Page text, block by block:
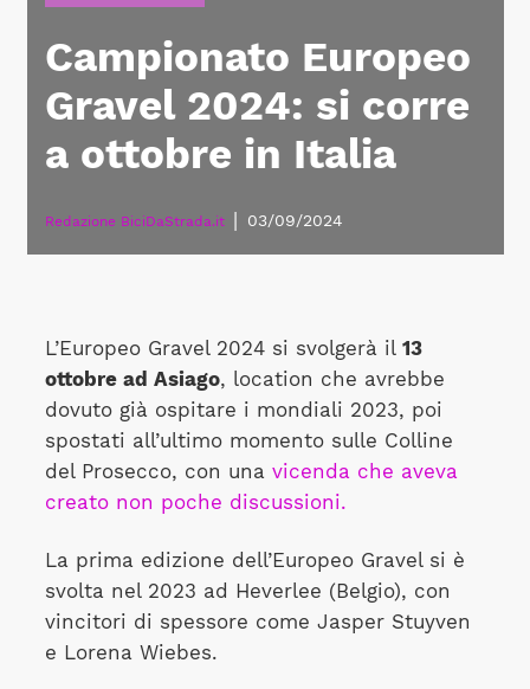
Campionato Europeo
Gravel 2024: si corre
a ottobre in Italia
Redazione BiciDaStrada.it 03/09/2024
L’Europeo Gravel 2024 si svolgerà il 13
ottobre ad Asiago, location che avrebbe
dovuto già ospitare i mondiali 2023, poi
spostati all’ultimo momento sulle Colline
del Prosecco, con una vicenda che aveva
creato non poche discussioni.
La prima edizione dell’Europeo Gravel si è
svolta nel 2023 ad Heverlee (Belgio), con
vincitori di spessore come Jasper Stuyven
e Lorena Wiebes.